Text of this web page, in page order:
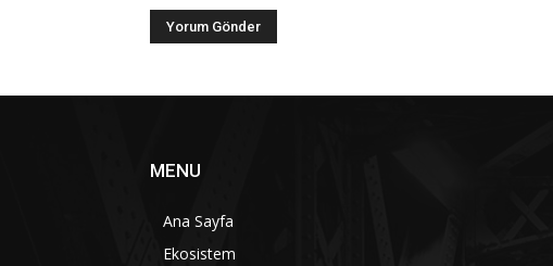
MENU
Ana Sayfa
Ekosistem